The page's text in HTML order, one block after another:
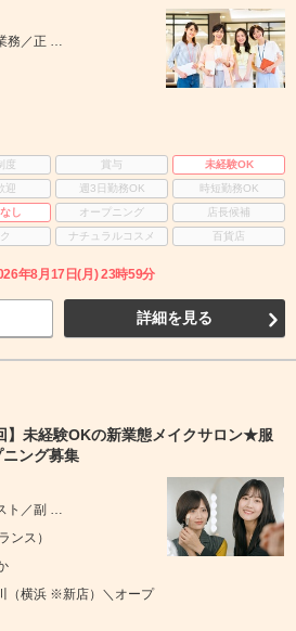
務／正 …
度 賞与
未経験OK
迎 週3日勤務OK
時短勤務OK
し オープニング
店長候補
ナチュラルコスメ 百貨店
年8月17日(月) 23時59分
詳細を見る
】未経験OKの新業態メイクサロン★服
ング募集
ト／副 …
ンス）
（横浜 ※新店）＼オープ